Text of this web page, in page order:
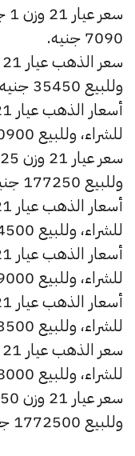
7090 جنيه.
وللبيع 35450 جنيه.
للشراء، وللبيع 70900 جنيه.
وللبيع 177250 جنيه.
للشراء، وللبيع 354500 جنيه.
للشراء، وللبيع 709000 جنيه.
للشراء، وللبيع 1063500 جنيه.
للشراء، وللبيع 1418000 جنيه.
وللبيع 1772500 جنيه.